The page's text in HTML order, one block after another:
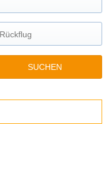
SUCHEN